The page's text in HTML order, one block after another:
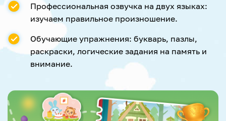
Профессиональная озвучка на двух языках:
изучаем правильное произношение.
Обучающие упражнения: букварь, пазлы,
раскраски, логические задания на память и
внимание.